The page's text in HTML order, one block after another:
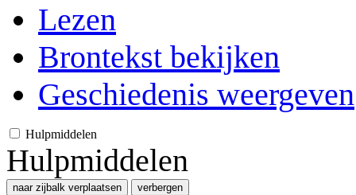
Lezen
Brontekst bekijken
Geschiedenis weergeven
Hulpmiddelen
Hulpmiddelen
naar zijbalk verplaatsen verbergen